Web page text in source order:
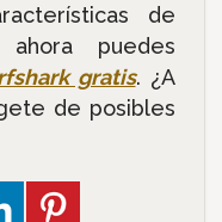
de
ahora puedes
gratis. ¿A
de posibles